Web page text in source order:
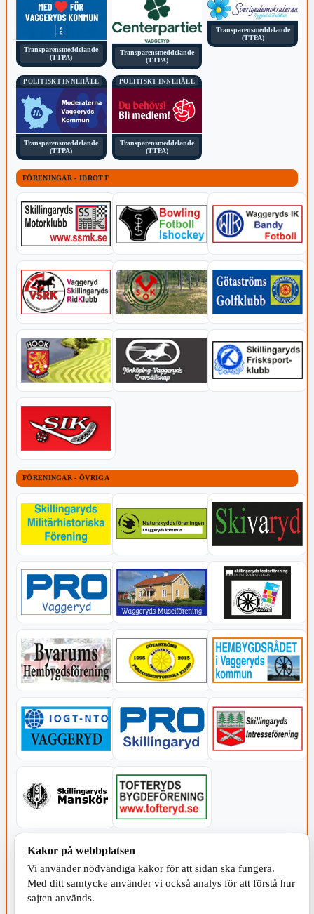
Transparensmeddelande
(TTPA)
Transparensmeddelande
(TTPA)
Transparensmeddelande
(TTPA)
POLITISKT INNEHÅLL
Transparensmeddelande
(TTPA)
POLITISKT INNEHÅLL
Transparensmeddelande
(TTPA)
FÖRENINGAR - IDROTT
FÖRENINGAR - ÖVRIGA
KOMMUNEN
Kakor på webbplatsen
Vi använder nödvändiga kakor för att sidan ska fungera.
Med ditt samtycke använder vi också analys för att förstå hur
sajten används.